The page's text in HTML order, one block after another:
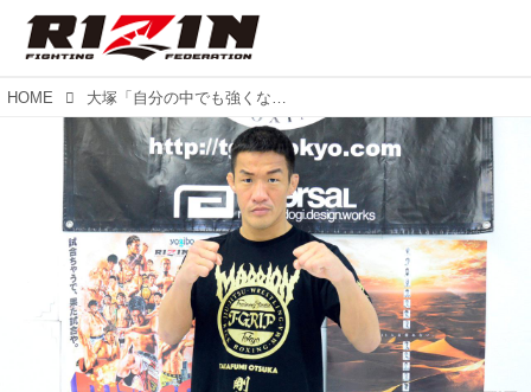
HOME 大塚「自分の中でも強くなっている自信がある」Yogibo presents RIZIN.29 公開練習